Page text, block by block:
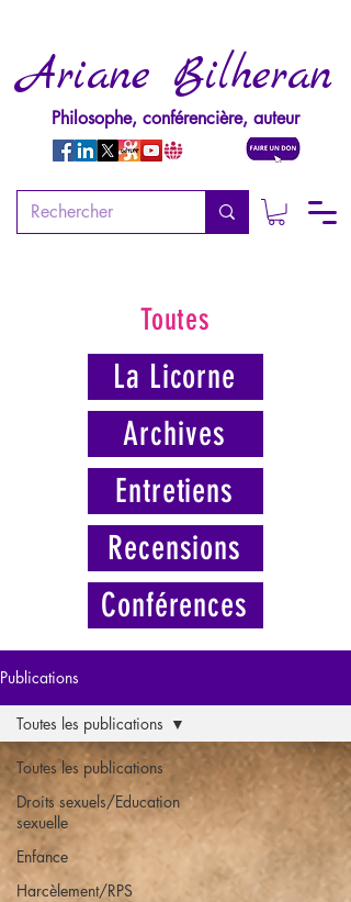
Ariane Bilheran
Philosophe, conférencière, auteur
Toutes
La Licorne
Archives
Entretiens
Recensions
Conférences
Publications
Toutes les publications
Droits sexuels/Education
sexuelle
Enfance
Harcèlement/RPS
Toutes les publications